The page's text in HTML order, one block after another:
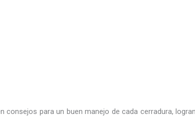
consejos para un buen manejo de cada cerradura,